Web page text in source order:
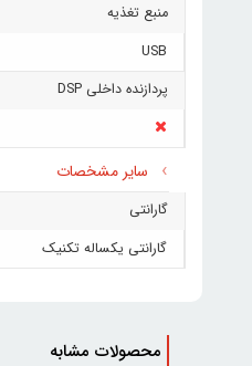
منبع تغذیه
USB
پردازنده داخلی DSP
سایر مشخصات
گارانتی
گارانتی یکساله تکنیک
محصولات مشابه